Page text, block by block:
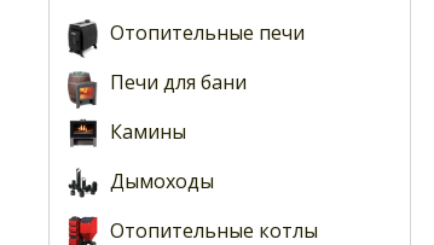
Отопительные печи
Печи для бани
Камины
Дымоходы
Отопительные котлы